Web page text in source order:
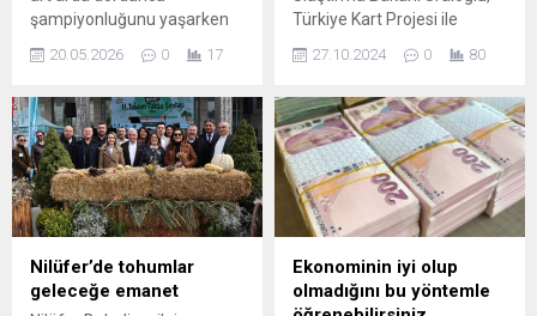
şampiyonluğunu yaşarken
gelen teklifler kadar teknik
haberler gündemde. İtalyan
basınındaki haberlere göre;
Lazio, sportif direktör
Angelo Fabiani liderliğinde
teknik direktör adayları
listesinde Okan Buruk’u ön
sıraya aldı. Buruk’un
Galatasaray’da sergilediği
başarılar ve Şampiyonlar
20.05.2026 0 17
Türkiye Kart Projesi ile
değişiklikler yapılacağını
taşıma sistemlerini nasıl
etkileyecek? Detaylar ve
açıklamalar için hemen
okuyun!
27.10.2024 0 80
Nilüfer’de tohumlar
geleceğe emanet
Ekonominin iyi olup
olmadığını bu yöntemle